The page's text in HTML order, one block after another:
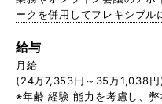
ークを併用してフレキシブル
給与
月給
(24万7,353円～35万1,038円
※年齢 経験 能力を考慮し、